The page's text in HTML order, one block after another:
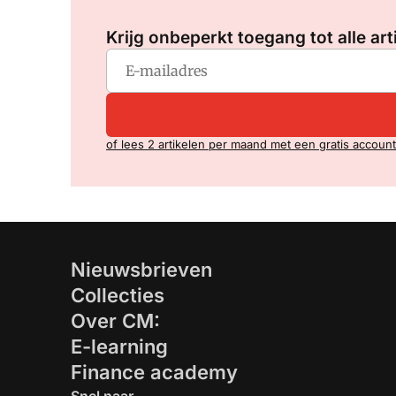
Krijg onbeperkt toegang tot alle
of lees 2 artikelen per maand met een gratis account
Nieuwsbrieven
Collecties
Over CM:
E-learning
Finance academy